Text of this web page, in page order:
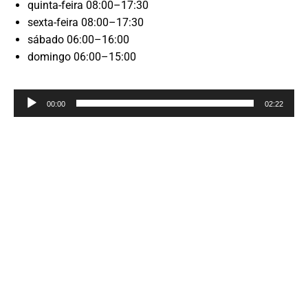
quinta-feira 08:00–17:30
sexta-feira 08:00–17:30
sábado 06:00–16:00
domingo 06:00–15:00
Reprodutor
de
00:00 02:22